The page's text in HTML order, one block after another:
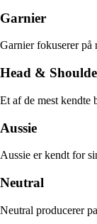
Garnier
Garnier fokuserer på
Head &
Et af de mest
Aussie
Aussie er kendt for
Neutral
Neutral producerer